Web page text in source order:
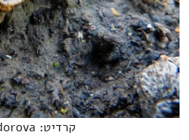
קרדיט: Olga Godorova